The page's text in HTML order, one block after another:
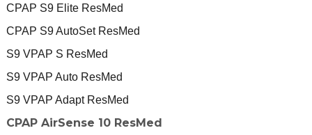
CPAP S9 Elite ResMed
CPAP S9 AutoSet ResMed
S9 VPAP S ResMed
S9 VPAP Auto ResMed
S9 VPAP Adapt ResMed
CPAP AirSense 10 ResMed